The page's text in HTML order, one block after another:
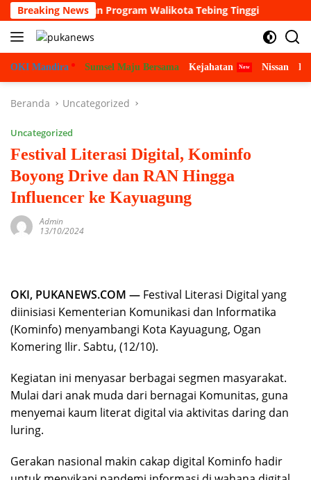
Langsung
ke
konten
Breaking News
misi dan Program Walikota Tebing Tinggi Pemerhati
OKI Mandira Sumsel Maju Bersama Kejahatan Nissan
Beranda Uncategorized
Uncategorized
Festival Literasi Digital, Kominfo
Boyong Drive dan RAN Hingga
Influencer ke Kayuagung
Admin
13/10/2024
OKI, PUKANEWS.COM — Festival Literasi Digital yang
diinisiasi Kementerian Komunikasi dan Informatika
(Kominfo) menyambangi Kota Kayuagung, Ogan
Komering Ilir. Sabtu, (12/10).
Kegiatan ini menyasar berbagai segmen masyarakat.
Mulai dari anak muda dari bernagai Komunitas, guna
menyemai kaum literat digital via aktivitas daring dan
luring.
Gerakan nasional makin cakap digital Kominfo hadir